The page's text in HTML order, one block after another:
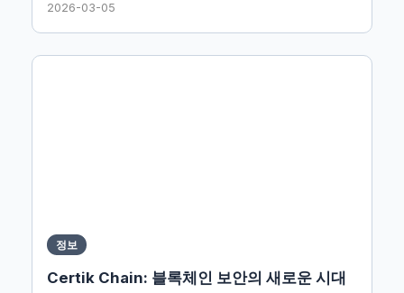
2026-03-05
정보
Certik Chain: 블록체인 보안의 새로운 시대